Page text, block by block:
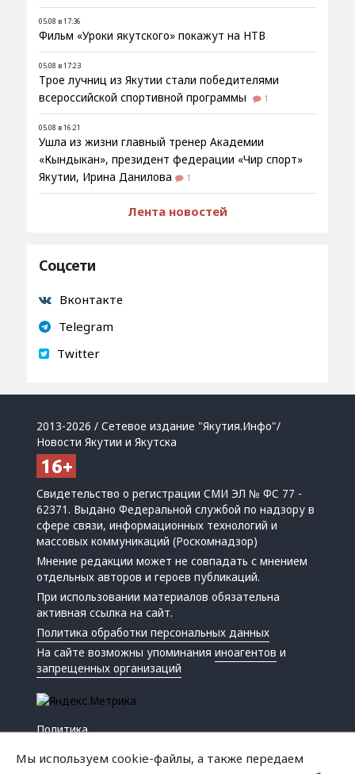
05.08 в 17:36
Фильм «Уроки якутского» покажут на НТВ
05.08 в 17:23
Трое лучниц из Якутии стали победителями
всероссийской спортивной программы
1
05.08 в 16:21
Ушла из жизни главный тренер Академии
«Кындыкан», президент федерации «Чир спорт»
Якутии, Ирина Данилова
1
Лента новостей
Соцсети
Вконтакте
Telegram
Twitter
2013-2026 / Сетевое издание "Якутия.Инфо"/
Новости Якутии и Якутска
Свидетельство о регистрации СМИ ЭЛ № ФС 77 -
62371. Выдано Федеральной службой по надзору в
сфере связи, информационных технологий и
массовых коммуникаций (Роскомнадзор)
Мнение редакции может не совпадать с мнением
отдельных авторов и героев публикаций.
При использовании материалов обязательна
активная ссылка на сайт.
Политика обработки персональных данных
На сайте возможны упоминанияиноагентов и
запрещенных организаций
Политика
Мы используем cookie-файлы, а также передаем